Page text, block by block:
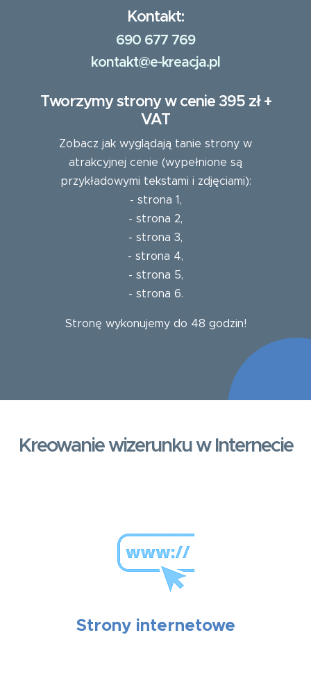
Kontakt:
690 677 769
kontakt@e-kreacja.pl
Tworzymy strony w cenie 395 zł +
VAT
Zobacz jak wyglądają tanie strony w
atrakcyjnej cenie (wypełnione są
przykładowymi tekstami i zdjęciami):
- strona 1 ,
- strona 2,
- strona 3,
- strona 4,
- strona 5,
- strona 6.
Stronę wykonujemy do 48 godzin!
Kreowanie wizerunku w Internecie
Strony internetowe